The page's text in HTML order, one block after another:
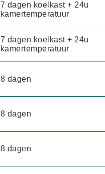
7 dagen koelkast + 24u
kamertemperatuur
7 dagen koelkast + 24u
kamertemperatuur
8 dagen
8 dagen
8 dagen